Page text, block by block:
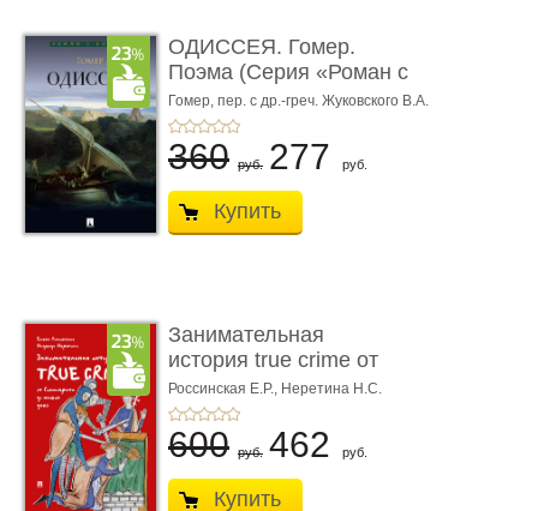
ОДИССЕЯ. Гомер.
Поэма (Серия «Роман с
книгой»)
Гомер, пер. с др.-греч. Жуковского В.А.
360 руб. 277 руб.
Купить
Занимательная
история true crime от
Гиппократа до � ...
Россинская Е.Р., Неретина Н.С.
600 руб. 462 руб.
Купить